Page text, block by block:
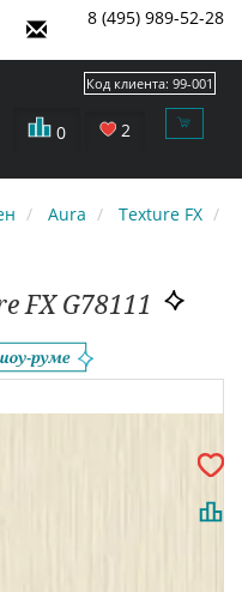
8 (495) 989-52-28
0 2
Код клиента: 99-001
Aura Texture FX
FX G78111